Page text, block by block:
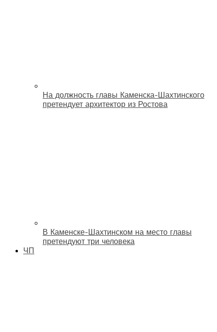
На должность главы Каменска-Шахтинского
претендует архитектор из Ростова
В Каменске-Шахтинском на место главы
претендуют три человека
ЧП